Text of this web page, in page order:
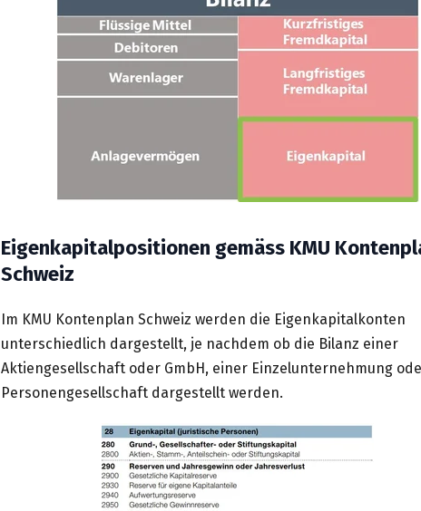
Eigenkapitalpositionen gemäss KMU
Schweiz
Im KMU Kontenplan Schweiz werden die Eigenkapitalkonten
unterschiedlich dargestellt, je nachdem ob die Bilanz einer
Aktiengesellschaft oder GmbH, einer Einzelunternehmung
Personengesellschaft dargestellt werden.